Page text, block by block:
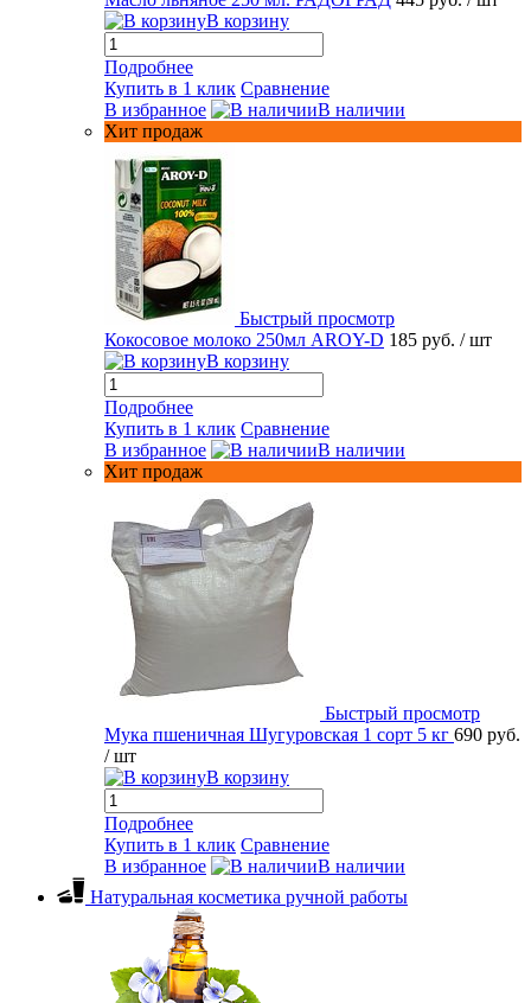
В корзину
Подробнее
Купить в 1 клик Сравнение
В избранное
В наличии
Хит продаж
Быстрый просмотр
Кокосовое молоко 250мл AROY-D 185 руб. / шт
В корзину
Подробнее
Купить в 1 клик Сравнение
В избранное
В наличии
Хит продаж
Быстрый просмотр
Мука пшеничная Шугуровская 1 сорт 5 кг 690 руб.
/ шт
В корзину
Подробнее
Купить в 1 клик Сравнение
В избранное
В наличии
Натуральная косметика ручной работы